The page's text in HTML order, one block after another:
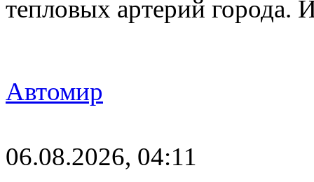
тепловых артерий
Автомир
06.08.2026, 04:11